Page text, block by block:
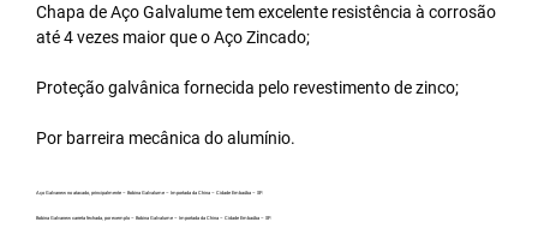
Chapa de Aço Galvalume tem excelente resistência à corrosão
até 4 vezes maior que o Aço Zincado;
Proteção galvânica fornecida pelo revestimento de zinco;
Por barreira mecânica do alumínio.
Aço Galvanew no atacado, principalmente – Bobina Galvalume – Importada da China – Cidade Embaúba – SP.
Bobina Galvanew carreta fechada, por exemplo – Bobina Galvalume – Importada da China – Cidade Embaúba – SP.